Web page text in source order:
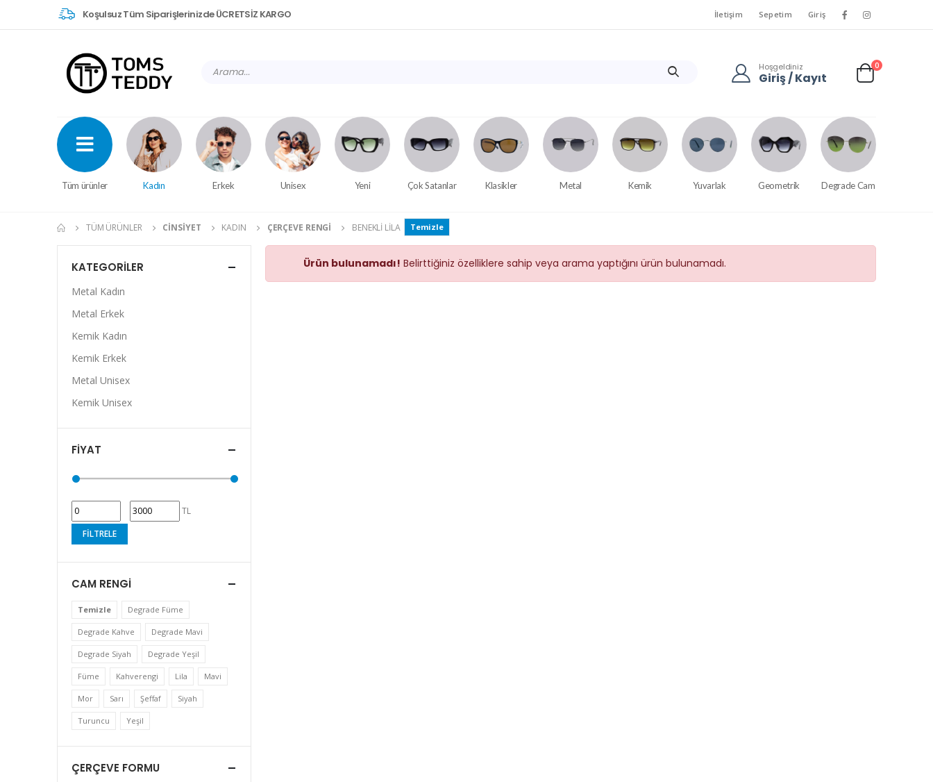
Koşulsuz Tüm Siparişlerinizde ÜCRETSİZ KARGO İletişim Sepetim Giriş
Hoşgeldiniz
Giriş / Kayıt
0
Tüm ürünler Kadın Erkek Unisex Yeni Çok Satanlar Klasikler Metal Kemik Yuvarlak Geometrik Degrade Cam
TÜM ÜRÜNLER CINSIYET KADIN ÇERÇEVE RENGI BENEKLI LILA Temizle
Ürün bulunamadı! Belirttiğiniz özelliklere sahip veya arama yaptığını ürün bulunamadı.
KATEGORILER
Metal Kadın
Metal Erkek
Kemik Kadın
Kemik Erkek
Metal Unisex
Kemik Unisex
FIYAT
TL
FILTRELE
CAM RENGI
Temizle Degrade Füme
Degrade Kahve Degrade Mavi
Degrade Siyah Degrade Yeşil
Füme Kahverengi Lila Mavi
Mor Sarı Şeffaf Siyah
Turuncu Yeşil
ÇERÇEVE FORMU